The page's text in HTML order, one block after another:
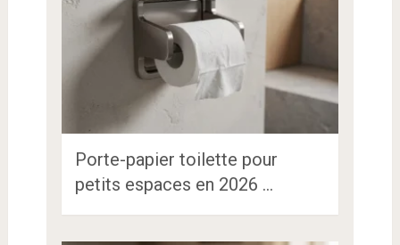
Porte-papier toilette pour
petits espaces en 2026 …